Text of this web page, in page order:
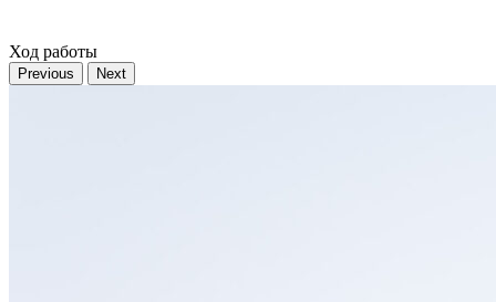
Ход работы
Previous Next